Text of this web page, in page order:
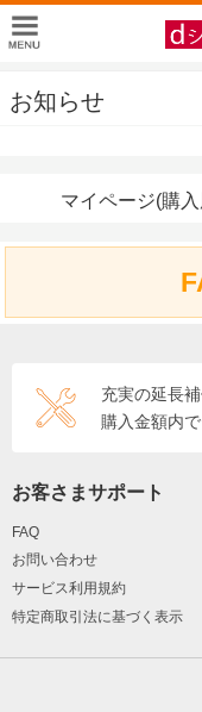
お知らせ
マイページ(購
充実の延長
購入金額内で
お客さまサポート
FAQ
お問い合わせ
サービス利用規約
特定商取引法に基づく表示